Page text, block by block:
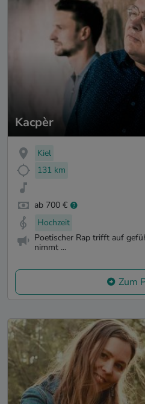
Kacpèr
Kiel
131 km
ab 700 €
Hochzeit
Poetischer Rap trifft auf
nimmt ...
Zum